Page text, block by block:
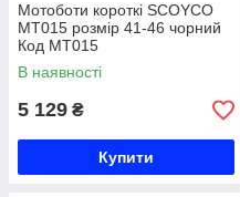
Мотоботи короткі SCOYCO
MT015 розмір 41-46 чорний
Код MT015
В наявності
5 129 ₴
Купити